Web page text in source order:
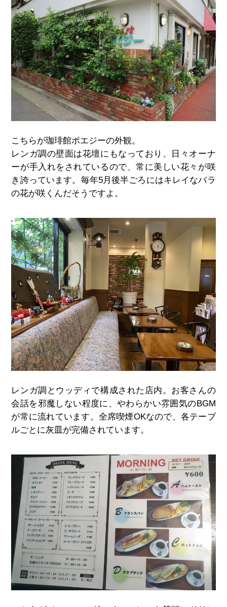
こちらが珈琲館ポエジーの外観。
レンガ調の壁面は花壇にもなっており、日々オーナ
ーが手入れをされているので、常に美しい花々が咲
き誇っています。毎年5月後半ごろにはキレイなバラ
の花が咲くんだそうですよ。
レンガ調とウッディで構成された店内。お客さんの
会話を邪魔しない程度に、やわらかい雰囲気のBGM
が常に流れています。全席喫煙OKなので、各テーブ
ルごとに灰皿が完備されています。